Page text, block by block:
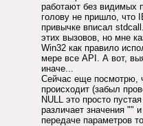
работают без видимых
голову не пришло, что
привычке вписал
этих вызовов, но мне
Win32 как правило
мере все API. А вот,
иначе...
Сейчас еще посмотрю,
происходит (забыл
NULL это просто
различает значения ""
передаче параметров